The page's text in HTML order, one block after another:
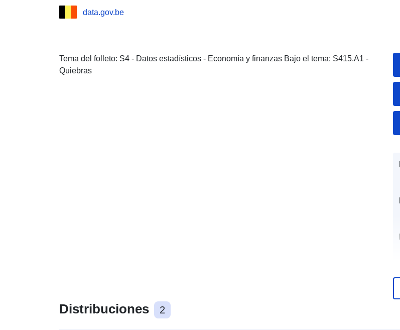
data.gov.be
Tema del folleto: S4 - Datos estadísticos - Economía y finanzas Bajo el tema: S415.A1 -
Quiebras
Distribuciones 2